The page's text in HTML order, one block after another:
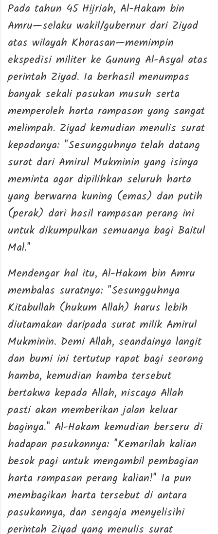
Pada tahun 45 Hijriah, Al-Hakam bin
Amru—selaku wakil/gubernur dari Ziyad
atas wilayah Khorasan—memimpin
ekspedisi militer ke Gunung Al-Asyal atas
perintah Ziyad. Ia berhasil menumpas
banyak sekali pasukan musuh serta
memperoleh harta rampasan yang sangat
melimpah. Ziyad kemudian menulis surat
kepadanya: "Sesungguhnya telah datang
surat dari Amirul Mukminin yang isinya
meminta agar dipilihkan seluruh harta
yang berwarna kuning (emas) dan putih
(perak) dari hasil rampasan perang ini
untuk dikumpulkan semuanya bagi Baitul
Mal."
Mendengar hal itu, Al-Hakam bin Amru
membalas suratnya: "Sesungguhnya
Kitabullah (hukum Allah) harus lebih
diutamakan daripada surat milik Amirul
Mukminin. Demi Allah, seandainya langit
dan bumi ini tertutup rapat bagi seorang
hamba, kemudian hamba tersebut
bertakwa kepada Allah, niscaya Allah
pasti akan memberikan jalan keluar
baginya." Al-Hakam kemudian berseru di
hadapan pasukannya: "Kemarilah kalian
besok pagi untuk mengambil pembagian
harta rampasan perang kalian!" Ia pun
membagikan harta tersebut di antara
pasukannya, dan sengaja menyelisihi
perintah Ziyad yang menulis surat